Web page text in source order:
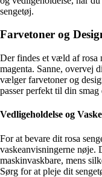
sengetøj.
Farvetoner og
Der findes et væld af rosa
magenta. Sanne, overvej
vælger farvetoner og
passer perfekt til din
Vedligeholdelse og
For at bevare dit rosa
vaskeanvisningerne nøje.
maskinvaskbare, mens
Sørg for at pleje dit